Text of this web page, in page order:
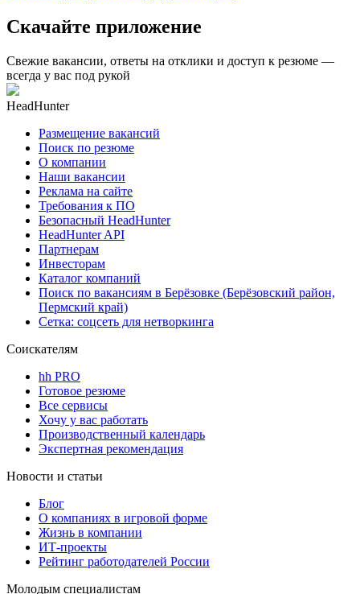
Скачайте приложение
Свежие вакансии, ответы на отклики и доступ к резюме —
всегда у вас под рукой
HeadHunter
Размещение вакансий
Поиск по резюме
О компании
Наши вакансии
Реклама на сайте
Требования к ПО
Безопасный HeadHunter
HeadHunter API
Партнерам
Инвесторам
Каталог компаний
Поиск по вакансиям в Берёзовке (Берёзовский район,
Пермский край)
Сетка: соцсеть для нетворкинга
Соискателям
hh PRO
Готовое резюме
Все сервисы
Хочу у вас работать
Производственный календарь
Экспертная рекомендация
Новости и статьи
Блог
О компаниях в игровой форме
Жизнь в компании
ИТ-проекты
Рейтинг работодателей России
Молодым специалистам